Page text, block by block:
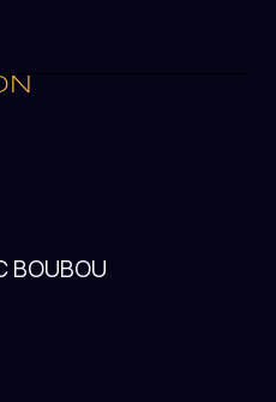
BOUBOU